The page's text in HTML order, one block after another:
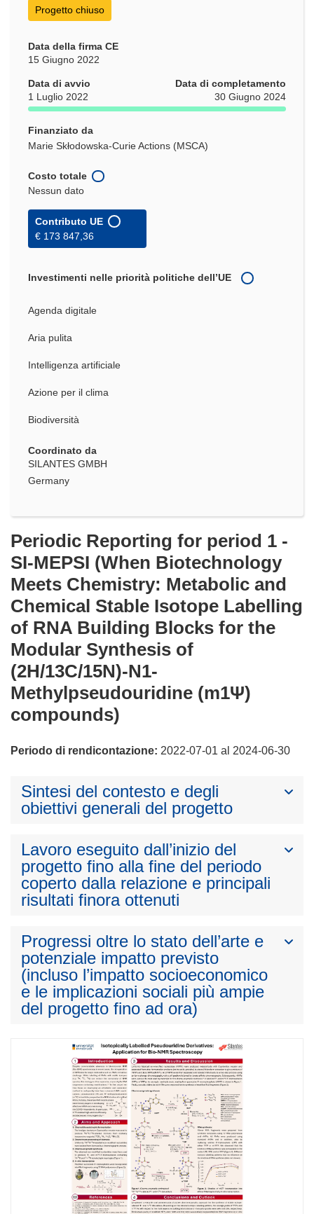
Progetto chiuso
Data della firma CE
15 Giugno 2022
Data di avvio
1 Luglio 2022
Data di completamento
30 Giugno 2024
Finanziato da
Marie Skłodowska-Curie Actions (MSCA)
Costo totale
Nessun dato
Contributo UE
€ 173 847,36
Investimenti nelle priorità politiche dell’UE
Agenda digitale
Aria pulita
Intelligenza artificiale
Azione per il clima
Biodiversità
Coordinato da
SILANTES GMBH
Germany
Periodic Reporting for period 1 -
SI-MEPSI (When Biotechnology
Meets Chemistry: Metabolic and
Chemical Stable Isotope Labelling
of RNA Building Blocks for the
Modular Synthesis of
(2H/13C/15N)-N1-
Methylpseudouridine (m1Ψ)
compounds)
Periodo di rendicontazione: 2022-07-01 al 2024-06-30
Sintesi del contesto e degli
obiettivi generali del progetto
Lavoro eseguito dall’inizio del
progetto fino alla fine del periodo
coperto dalla relazione e principali
risultati finora ottenuti
Progressi oltre lo stato dell’arte e
potenziale impatto previsto
(incluso l’impatto socioeconomico
e le implicazioni sociali più ampie
del progetto fino ad ora)